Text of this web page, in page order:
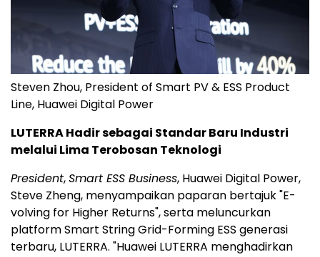
Steven Zhou, President of Smart PV & ESS Product
Line, Huawei Digital Power
LUTERRA Hadir sebagai Standar Baru Industri
melalui Lima Terobosan Teknologi
President,Smart ESS Business, Huawei Digital Power,
Steve Zheng, menyampaikan paparan bertajuk "E-
volving for Higher Returns", serta meluncurkan
platform Smart String Grid-Forming ESS generasi
terbaru, LUTERRA. "Huawei LUTERRA menghadirkan